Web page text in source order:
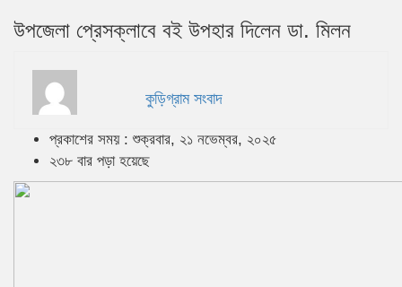
উপজেলা প্রেসক্লাবে বই উপহার দিলেন ডা. মিলন
কুড়িগ্রাম সংবাদ
প্রকাশের সময় : শুক্রবার, ২১ নভেম্বর, ২০২৫
২৩৮ বার পড়া হয়েছে